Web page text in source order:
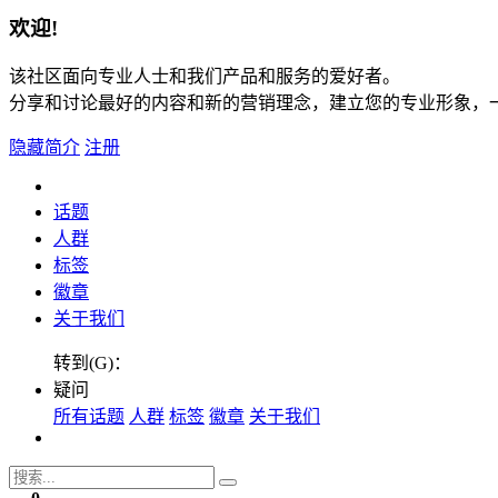
欢迎!
该社区面向专业人士和我们产品和服务的爱好者。
分享和讨论最好的内容和新的营销理念，建立您的专业形象，
隐藏简介 注册
话题
人群
标签
徽章
关于我们
转到(G)：
疑问
所有话题 人群 标签 徽章 关于我们